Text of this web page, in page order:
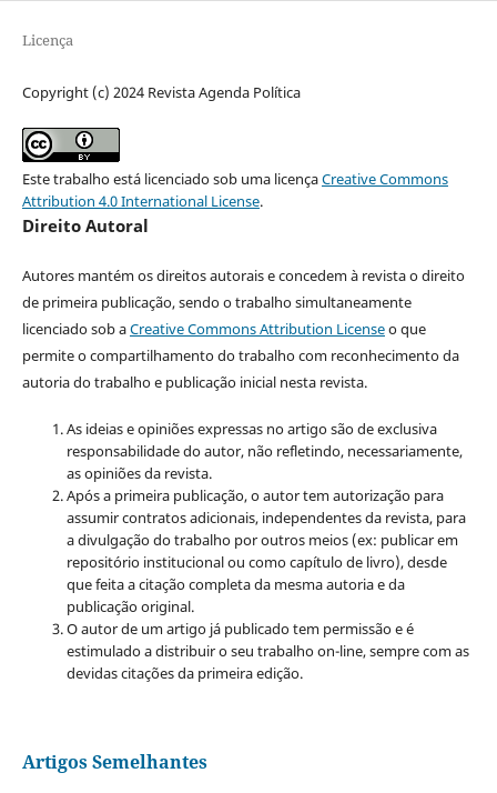
Licença
Copyright (c) 2024 Revista Agenda Política
Este trabalho está licenciado sob uma licençaCreative Commons
Attribution 4.0 International License.
Direito Autoral
Autores mantém os direitos autorais e concedem à revista o direito
de primeira publicação, sendo o trabalho simultaneamente
licenciado sob aCreative Commons Attribution Licenseo que
permite o compartilhamento do trabalho com reconhecimento da
autoria do trabalho e publicação inicial nesta revista.
As ideias e opiniões expressas no artigo são de exclusiva
responsabilidade do autor, não refletindo, necessariamente,
as opiniões da revista.
Após a primeira publicação, o autor tem autorização para
assumir contratos adicionais, independentes da revista, para
a divulgação do trabalho por outros meios (ex: publicar em
repositório institucional ou como capítulo de livro), desde
que feita a citação completa da mesma autoria e da
publicação original.
O autor de um artigo já publicado tem permissão e é
estimulado a distribuir o seu trabalho on-line, sempre com as
devidas citações da primeira edição.
Artigos Semelhantes